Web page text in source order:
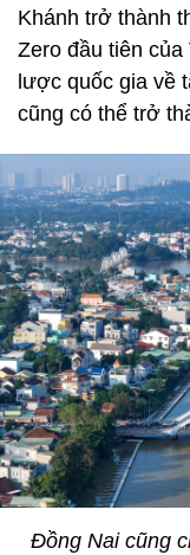
Khánh trở thành
Zero đầu tiên
lược quốc gia về
cũng có thể trở
Đồng Nai cũng